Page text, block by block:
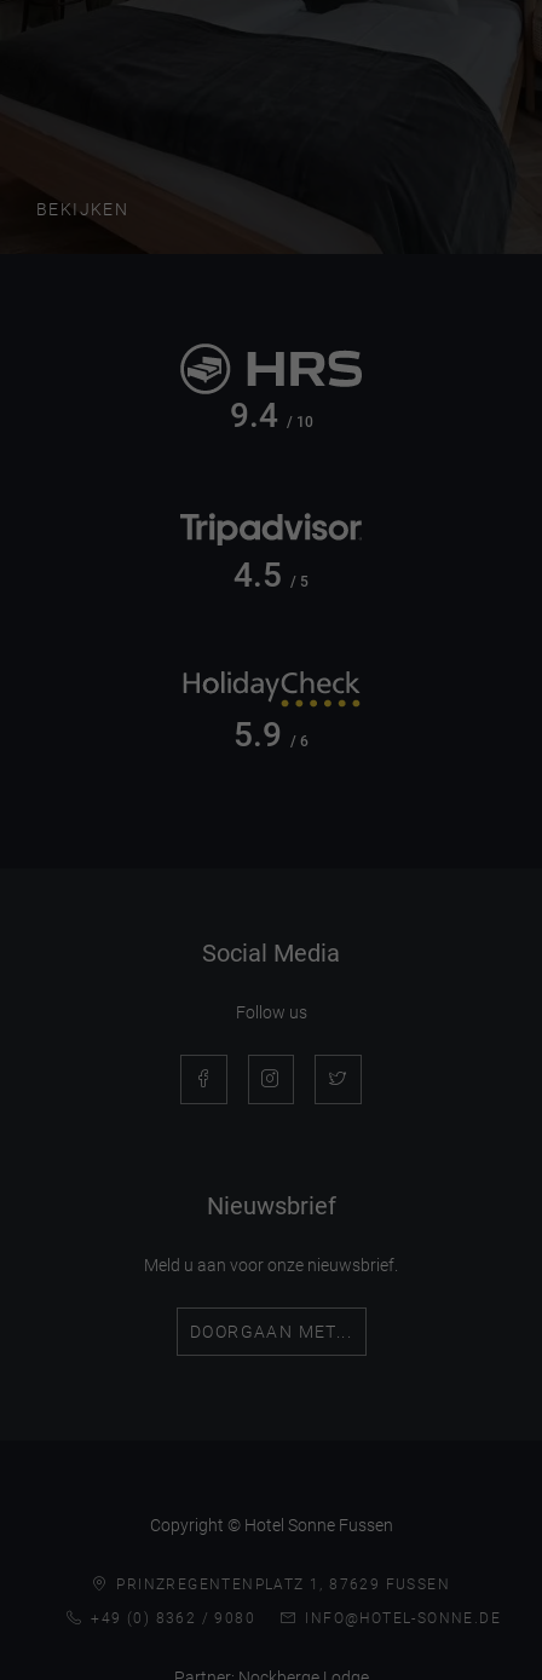
BEKIJKEN
9.4 / 10
4.5 / 5
5.9 / 6
Social Media
Follow us
Nieuwsbrief
Meld u aan voor onze nieuwsbrief.
DOORGAAN MET...
Copyright © Hotel Sonne Fussen
PRINZREGENTENPLATZ 1, 87629 FUSSEN
+49 (0) 8362 / 9080
INFO@HOTEL-SONNE.DE